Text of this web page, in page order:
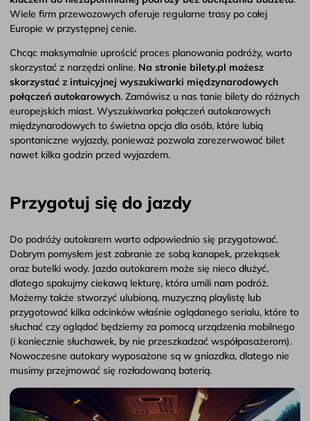
Wiele firm przewozowych oferuje regularne trasy po całej
Europie w przystępnej cenie.
Chcąc maksymalnie uprościć proces planowania podróży, warto
skorzystać z narzędzi online. Na stronie bilety.pl możesz
skorzystać z intuicyjnej wyszukiwarki międzynarodowych
połączeń autokarowych. Zamówisz u nas tanie bilety do różnych
europejskich miast. Wyszukiwarka połączeń autokarowych
międzynarodowych to świetna opcja dla osób, które lubią
spontaniczne wyjazdy, ponieważ pozwala zarezerwować bilet
nawet kilka godzin przed wyjazdem.
Przygotuj się do jazdy
Do podróży autokarem warto odpowiednio się przygotować.
Dobrym pomysłem jest zabranie ze sobą kanapek, przekąsek
oraz butelki wody. Jazda autokarem może się nieco dłużyć,
dlatego spakujmy ciekawą lekturę, która umili nam podróż.
Możemy także stworzyć ulubioną, muzyczną playlistę lub
przygotować kilka odcinków właśnie oglądanego serialu, które to
słuchać czy oglądać będziemy za pomocą urządzenia mobilnego
(i koniecznie słuchawek, by nie przeszkadzać współpasażerom).
Nowoczesne autokary wyposażone są w gniazdka, dlatego nie
musimy przejmować się rozładowaną baterią.